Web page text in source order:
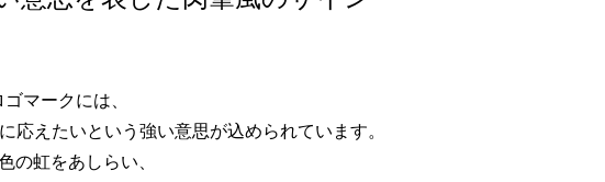
マークには、
応えたいという強い意思が込められています。
の虹をあしらい、